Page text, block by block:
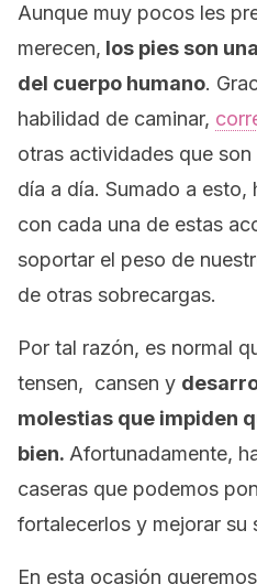
Aunque muy pocos les
merecen, los pies son
del cuerpo humano.
habilidad de caminar,
otras actividades que
día a día. Sumado a
con cada una de estas
soportar el peso de
de otras sobrecargas.
Por tal razón, es normal
tensen, cansen y
molestias que impiden
bien. Afortunadamente,
caseras que podemos
fortalecerlos y mejorar su
En esta ocasión